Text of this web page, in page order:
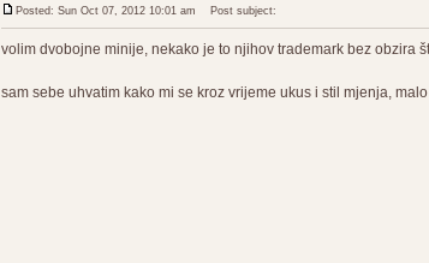
Posted: Sun Oct 07, 2012 10:01 am Post subject:
volim dvobojne minije, nekako je to njihov trademark bez
sam sebe uhvatim kako mi se kroz vrijeme ukus i stil mjenja,